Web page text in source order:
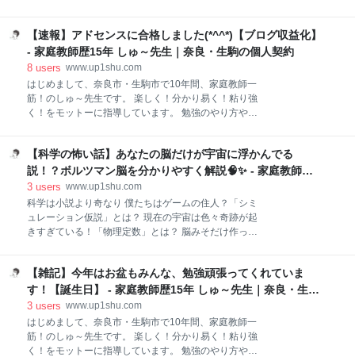
ロフィール欄に載せています（あまり目立ちたくない
ですが・・・）。興味ある方は比べてみてください。
www.up1shu.com ちなみに過去記事のサムネも何
で見事的中！ 実際に的中した所 【英語】 【数学】
【理科】 大事なところはやっぱり出る！ 前日にやった
所が五ツ木模試で見事的中！ 親に「あ、これ進研ゼミ
でやったところだ！」と言わせると若返る :: デイリー
ポータルZ 藤井模試や五ツ木模試は実力テストです。
中間テストや期末テストと異なり、出題範囲が広く、
てもらいたい！そう思って出そうな所を考えて直前の
授業で復習します。 毎回、１問か２問くらいは直前に
やった所が出ます。ですが今回はあまりにも「的中」
しすぎ
【速報】アドセンスに合格しました(*^^*)【ブログ収益化】
- 家庭教師歴15年 しゅ～先生｜奈良・生駒の個人契約
8 users www.up1shu.com
はじめまして、奈良市・生駒市で10年間、家庭教師一
筋！のしゅ～先生です。 楽しく！分かり易く！粘り強
く！をモットーに指導しています。 勉強のやり方や、
合格しました(*^^*) 合格に役立つ記事まとめ 収入源が
4つに！ブログの広告収入よりも大切なこと 諦めかけ
ていたアドセンスに合格しました(*^^*) 今日は別の記
事を書いていたのですが・・・先程、メールを確認す
ると、アドセンスの合格通知が届いていました！もう
諦めていたので適当に申請していたのですが、やはり
記事まとめ 正直、僕はアドセンスのためにあまりあれ
これ考えてサイトを更新してこなかったので、皆さん
に役立つ情報を書くことができません。偉
【科学の怖い話】あなたの脳だけが宇宙に浮かんでる
説！？ボルツマン脳を分かりやすく解説🧠✨ - 家庭教師歴
15年 しゅ～先生｜奈良・生駒の個人契約
3 users www.up1shu.com
科学は小説より奇なり 僕たちはゲームの住人？「シミ
ュレーション仮説」とは？ 現在の宇宙は色々奇跡が起
きすぎている！「物理定数」とは？ 脳みそだけ作った
す(｡>﹏<｡)ところが科学の研究結果は時として、完全
にフィクションの小説なんかより、奇想天外で不思議
で、とっても怖い結果を招くことがあります。今回は
夏の怪談もとい科学の怖いお話をしていこうと思いま
す。 僕たちはゲームの住人？「シミュレーション仮
説」とは？ この世界は実は仮想現実で、もっと知能の
【雑記】今年はお盆もみんな、勉強頑張ってくれていま
す！【誕生日】 - 家庭教師歴15年 しゅ～先生｜奈良・生駒
の個人契約
3 users www.up1shu.com
はじめまして、奈良市・生駒市で10年間、家庭教師一
筋！のしゅ～先生です。 楽しく！分かり易く！粘り強
く！をモットーに指導しています。 勉強のやり方や、